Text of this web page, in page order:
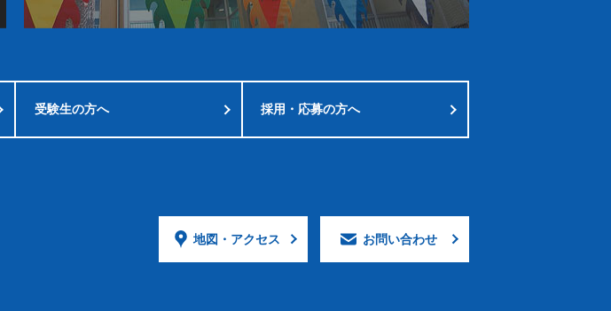
受験生の方へ 採用・応募の方へ
地図・ アクセス お問い合わせ